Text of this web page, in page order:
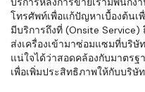
โทรศัพท์เพื่อแก้ปัญหาเบื้องต้น
มีบริการถึงที่ (Onsite
ส่งเครื่องเข้ามาซ่อมแซมที่บริษั
แน่ใจได้ว่าสอดคล้องกับมาตร
เพื่อเพิ่มประสิทธิภาพให้กับบริษั